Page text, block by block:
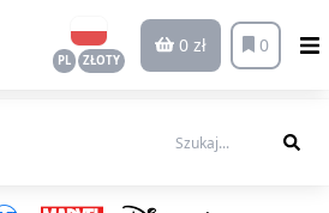
PL ZŁOTY
0 zł 0